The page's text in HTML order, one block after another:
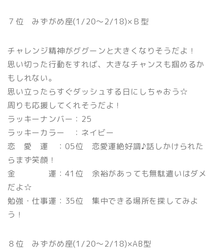
７位 みずがめ座(1/20〜2/18)×Ｂ型
チャレンジ精神がググーンと大きくなりそうだよ！
思い切った行動をすれば、大きなチャンスも掴めるか
もしれない。
思い立ったらすぐダッシュする日にしちゃおう☆
周りも応援してくれそうだよ！
ラッキーナンバー：25
ラッキーカラー ：ネイビー
恋 愛 運 ：05位 恋愛運絶好調♪話しかけられた
らまず笑顔！
金 運：41位 余裕があっても無駄遣いはダメ
だよ☆
勉強・仕事運：35位 集中できる場所を探してみよ
う！
８位 みずがめ座(1/20〜2/18)×AB型